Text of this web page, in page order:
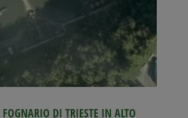
DI TRIESTE IN ALTO